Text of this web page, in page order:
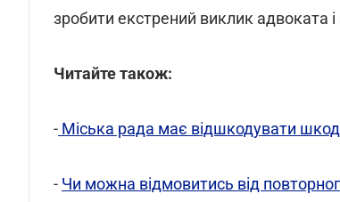
зробити екстрений виклик адвоката і
Читайте також:
- Міська рада має відшкодувати
- Чи можна відмовитись від